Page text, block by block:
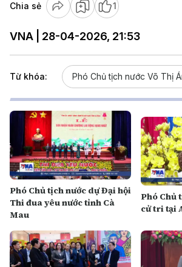
Chia sẻ 1
VNA | 28-04-2026, 21:53
Từ khóa: Phó Chủ tịch nước Võ Thị
Phó Chủ tịch nước dự Đại hội
Thi đua yêu nước tỉnh Cà
Mau
Phó Chủ
cử tri tại